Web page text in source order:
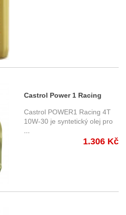
Castrol Power 1 Racing
10W30 4T 4 ltr.
Castrol POWER1 Racing 4T
10W-30 je syntetický olej pro
1.306 Kč